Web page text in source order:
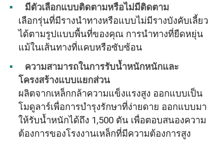
มีตัวเลือกแบบติดตามหรือไม่มีติดตาม
เลือกรุ่นที่มีรางนำทางหรือแบบไม่มีรางบังคับเลี้ยว
ได้ตามรูปแบบพื้นที่ของคุณ การนำทางที่ยืดหยุ่น
แม้ในเส้นทางที่แคบหรือซับซ้อน
ความสามารถในการรับน้ำหนักหนักและ
โครงสร้างแบบแยกส่วน
ผลิตจากเหล็กกล้าความแข็งแรงสูง ออกแบบเป็น
โมดูลาร์เพื่อการบำรุงรักษาที่ง่ายดาย ออกแบบมา
ให้รับน้ำหนักได้ถึง 1,500 ตัน เพื่อตอบสนองความ
ต้องการของโรงงานเหล็กที่มีความต้องการสูง